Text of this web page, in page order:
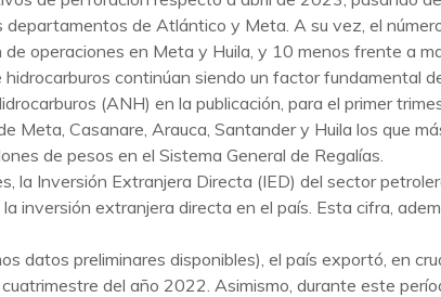
de Atlántico y Meta. A su vez, el
operaciones en Meta y Huila, y 10 menos frente a
continúan siendo un factor fundamental
(ANH) en la publicación, para el primer
Meta, Casanare, Arauca, Santander y Huila los que
de pesos en el Sistema General de Regalías.
la Inversión Extranjera Directa (IED) del sector
inversión extranjera directa en el país. Esta cifra,
datos preliminares disponibles), el país exportó, en
del año 2022. Asimismo, durante este